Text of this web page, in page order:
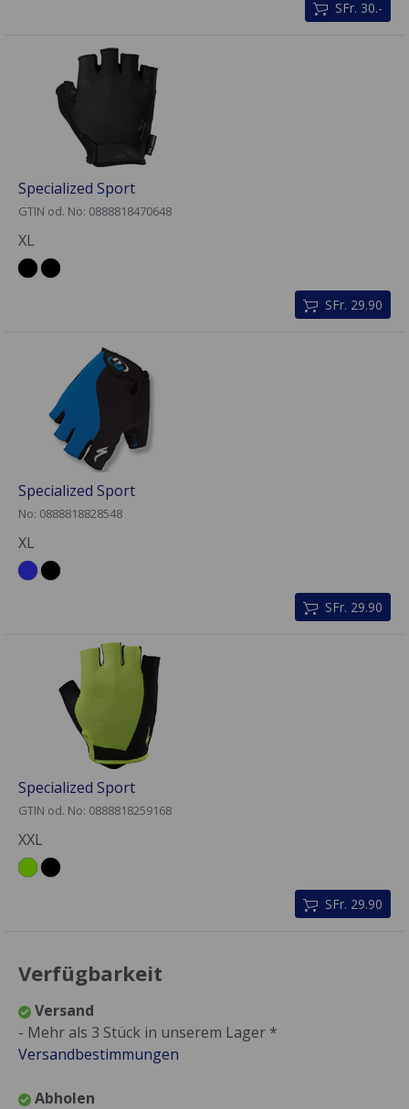
SFr. 30.-
Specialized Sport
GTIN od. No: 0888818470648
XL
SFr. 29.90
Specialized Sport
No: 0888818828548
XL
SFr. 29.90
Specialized Sport
GTIN od. No: 0888818259168
XXL
SFr. 29.90
Verfügbarkeit
Versand
- Mehr als 3 Stück in unserem Lager *
Versandbestimmungen
Abholen